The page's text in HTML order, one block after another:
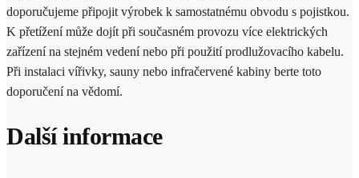
doporučujeme připojit výrobek k samostatnému obvodu s pojistkou.
K přetížení může dojít při současném provozu více elektrických
zařízení na stejném vedení nebo při použití prodlužovacího kabelu.
Při instalaci vířivky, sauny nebo infračervené kabiny berte toto
doporučení na vědomí.
Další informace